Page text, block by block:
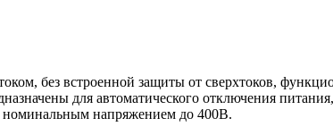
без встроенной защиты от сверхтоков,
для автоматического отключения
номинальным напряжением до 400В.